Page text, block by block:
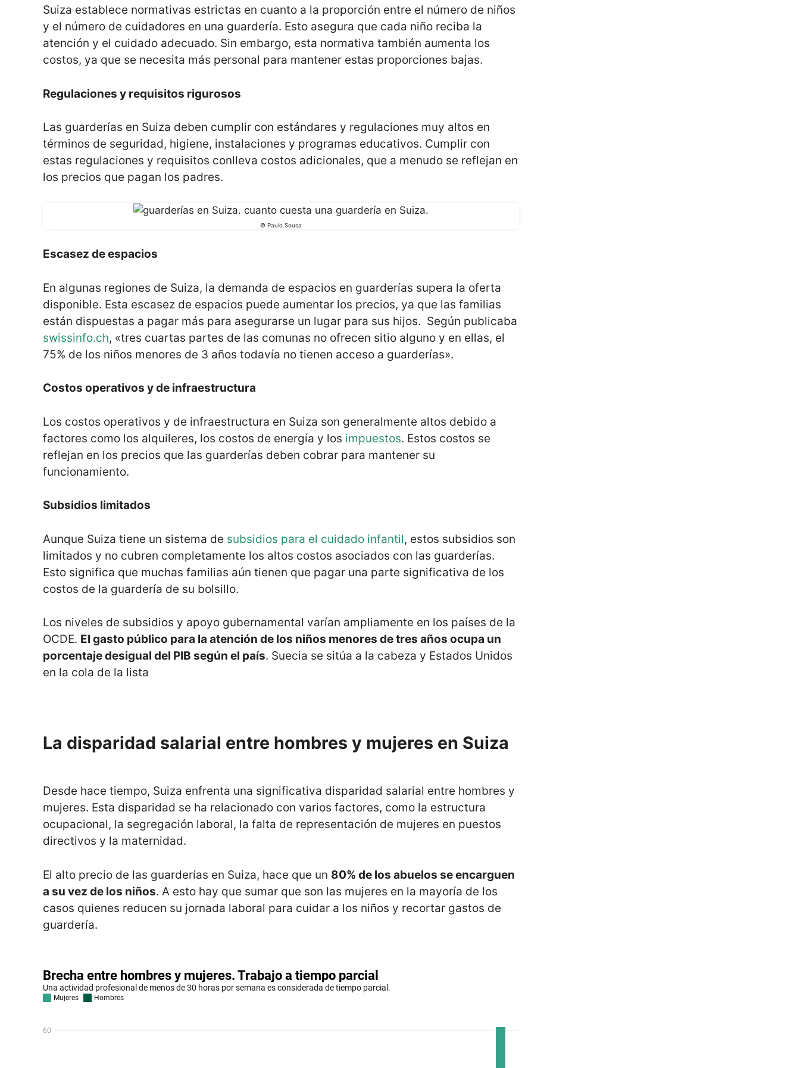
Suiza establece normativas estrictas en cuanto a la proporción entre el número de niños
y el número de cuidadores en una guardería. Esto asegura que cada niño reciba la
atención y el cuidado adecuado. Sin embargo, esta normativa también aumenta los
costos, ya que se necesita más personal para mantener estas proporciones bajas.
Regulaciones y requisitos rigurosos
Las guarderías en Suiza deben cumplir con estándares y regulaciones muy altos en
términos de seguridad, higiene, instalaciones y programas educativos. Cumplir con
estas regulaciones y requisitos conlleva costos adicionales, que a menudo se reflejan en
los precios que pagan los padres.
© Paulo Sousa
Escasez de espacios
En algunas regiones de Suiza, la demanda de espacios en guarderías supera la oferta
disponible. Esta escasez de espacios puede aumentar los precios, ya que las familias
están dispuestas a pagar más para asegurarse un lugar para sus hijos. Según publicaba
swissinfo.ch, «tres cuartas partes de las comunas no ofrecen sitio alguno y en ellas, el
75% de los niños menores de 3 años todavía no tienen acceso a guarderías».
Costos operativos y de infraestructura
Los costos operativos y de infraestructura en Suiza son generalmente altos debido a
factores como los alquileres, los costos de energía y los impuestos. Estos costos se
reflejan en los precios que las guarderías deben cobrar para mantener su
funcionamiento.
Subsidios limitados
Aunque Suiza tiene un sistema de subsidios para el cuidado infantil, estos subsidios son
limitados y no cubren completamente los altos costos asociados con las guarderías.
Esto significa que muchas familias aún tienen que pagar una parte significativa de los
costos de la guardería de su bolsillo.
Los niveles de subsidios y apoyo gubernamental varían ampliamente en los países de la
OCDE. El gasto público para la atención de los niños menores de tres años ocupa un
porcentaje desigual del PIB según el país. Suecia se sitúa a la cabeza y Estados Unidos
en la cola de la lista
La disparidad salarial entre hombres y mujeres en Suiza
Desde hace tiempo, Suiza enfrenta una significativa disparidad salarial entre hombres y
mujeres. Esta disparidad se ha relacionado con varios factores, como la estructura
ocupacional, la segregación laboral, la falta de representación de mujeres en puestos
directivos y la maternidad.
El alto precio de las guarderías en Suiza, hace que un 80% de los abuelos se encarguen
a su vez de los niños. A esto hay que sumar que son las mujeres en la mayoría de los
casos quienes reducen su jornada laboral para cuidar a los niños y recortar gastos de
guardería.